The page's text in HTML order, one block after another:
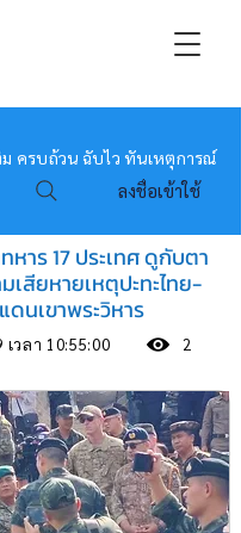
ม ครบถ้วน ฉับไว ทันเหตุการณ์
ลงชื่อเข้าใช้
าร 17 ประเทศ ดูกับตา
เสียหายเหตุปะทะไทย-
นเขาพระวิหาร
เวลา 10:55:00 2